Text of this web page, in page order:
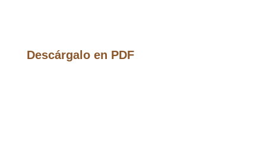
Descárgalo en PDF